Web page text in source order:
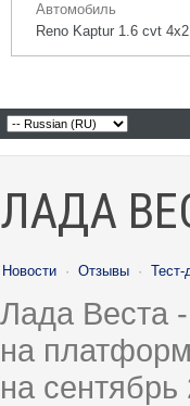
Автомобиль
Reno Kaptur 1.6 cvt 4x2
ЛАДА
Новости · Отзывы · Тест-
Лада Веста
на
на